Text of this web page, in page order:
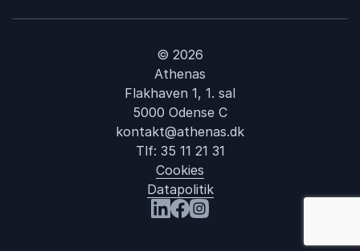
© 2026
Athenas
Flakhaven 1, 1. sal
5000 Odense C
kontakt@athenas.dk
Tlf: 35 11 21 31
Cookies
Datapolitik